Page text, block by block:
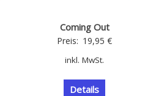
Coming Out
Preis: 19,95€
inkl. MwSt.
Details